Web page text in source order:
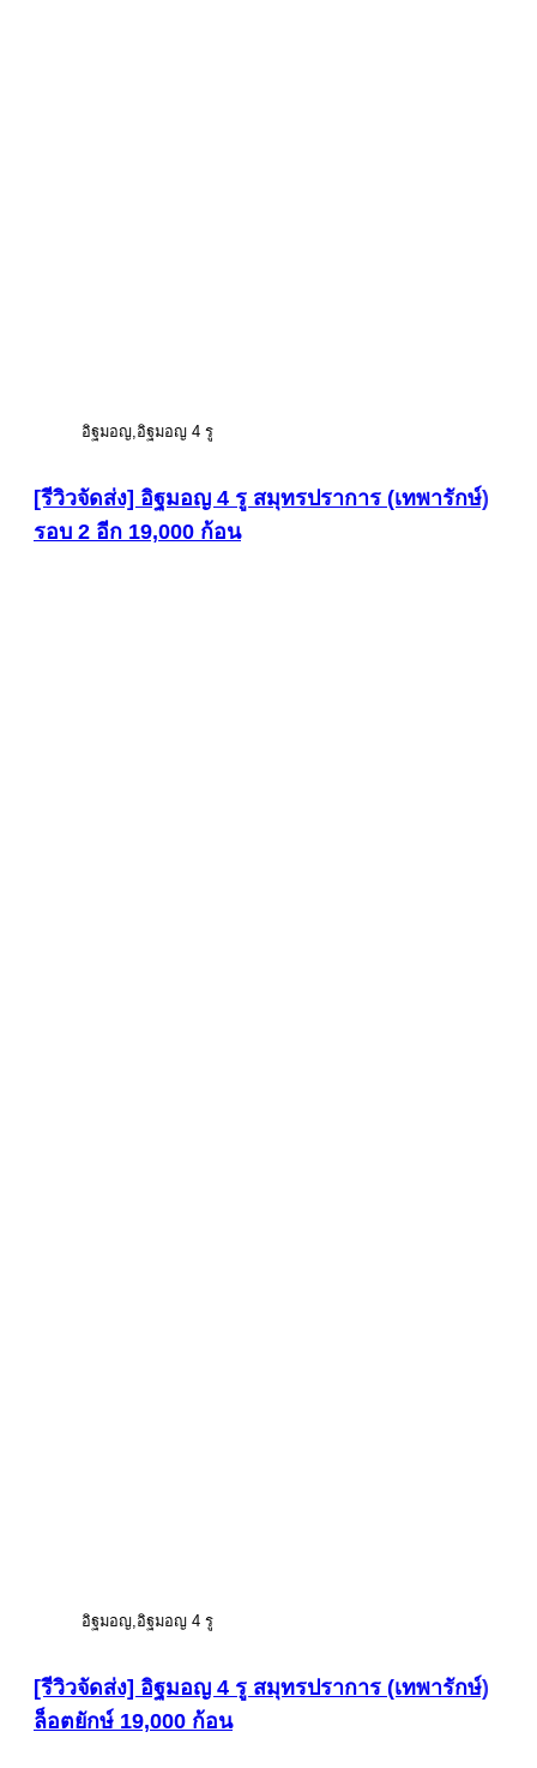
อิฐมอญ อิฐมอญ 4 รู
[รีวิวจัดส่ง] อิฐมอญ 4 รู สมุทรปราการ (เทพารักษ์)
รอบ 2 อีก 19,000 ก้อน
อิฐมอญ อิฐมอญ 4 รู
[รีวิวจัดส่ง] อิฐมอญ 4 รู สมุทรปราการ (เทพารักษ์)
ล็อตยักษ์ 19,000 ก้อน